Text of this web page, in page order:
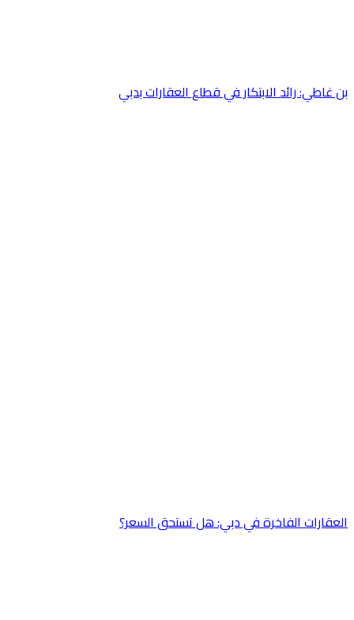
غاطي: رائد الابتكار في قطاع العقارات بدبي
الفاخرة في دبي: هل تستحق السعر؟